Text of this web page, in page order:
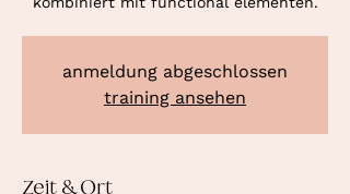
anmeldung abgeschlossen
training ansehen
Zeit & Ort